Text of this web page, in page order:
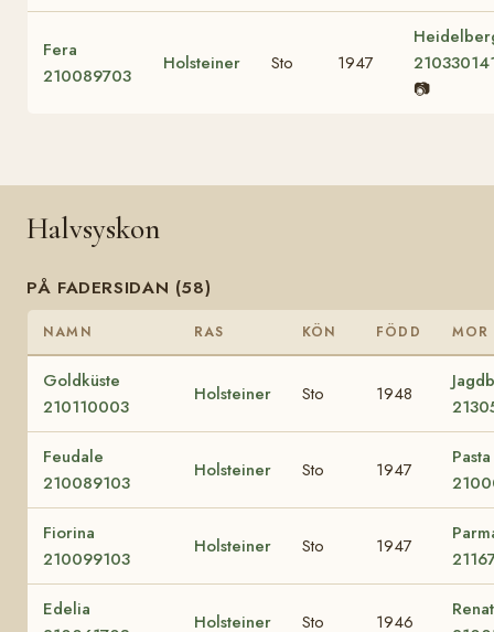
Fera
210089703
Holsteiner Sto 1947
📷
Halvsyskon
PÅ FADERSIDAN (58)
NAMN RAS KÖN FÖDD MOR
Goldküste
210110003
Holsteiner Sto 1948
Feudale
210089103
Holsteiner Sto 1947
Pasta
Fiorina
210099103
Holsteiner Sto 1947
Edelia
Holsteiner Sto 1946